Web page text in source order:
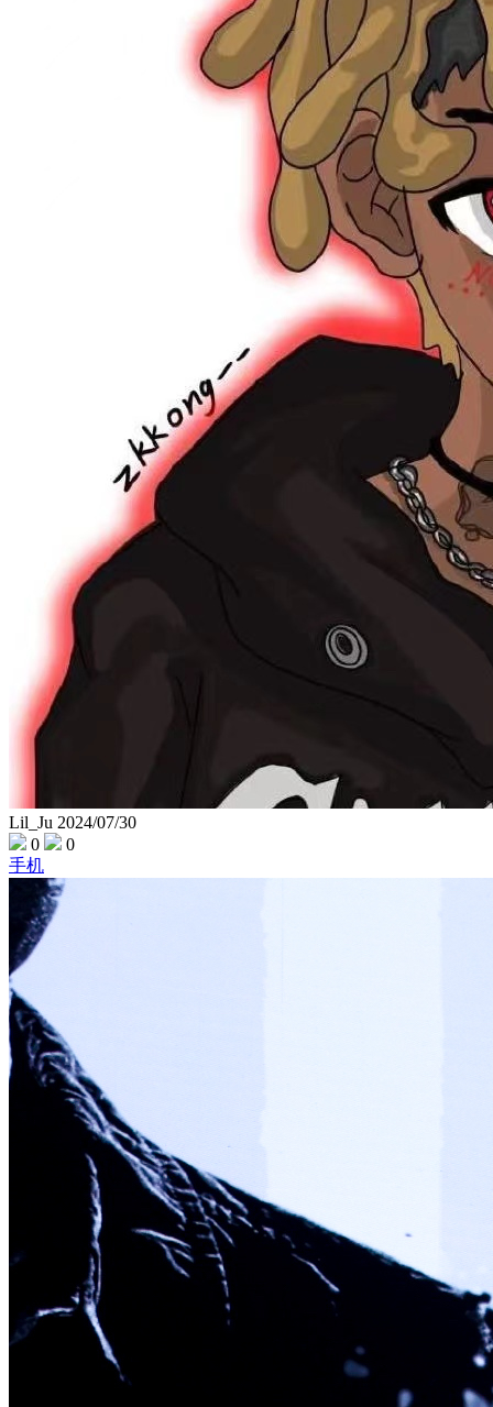
Lil_Ju 2024/07/30
0
0
手机